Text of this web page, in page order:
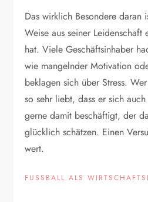
Das wirklich Besondere daran
Weise aus seiner Leidenschaft
hat. Viele Geschäftsinhaber
wie mangelnder Motivation
beklagen sich über Stress.
so sehr liebt, dass er sich
gerne damit beschäftigt, der
glücklich schätzen. Einen
wert.
FUSSBALL ALS